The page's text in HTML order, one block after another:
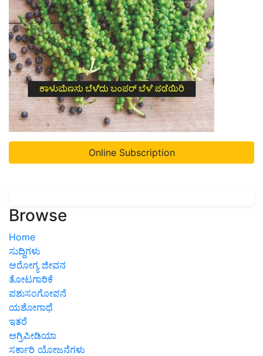
Online Subscription
Browse
Home
ಸುದ್ದಿಗಳು
ಆರೋಗ್ಯ ಜೀವನ
ತೋಟಗಾರಿಕೆ
ಪಶುಸಂಗೋಪನೆ
ಯಶೋಗಾಥೆ
ಇತರೆ
ಅಗ್ರಿಪೀಡಿಯಾ
ಸರ್ಕಾರಿ ಯೋಜನೆಗಳು